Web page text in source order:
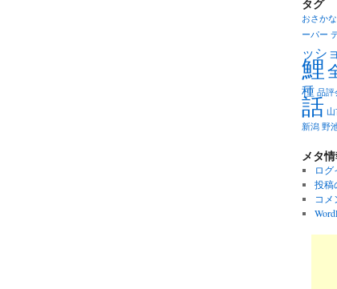
タグ
おさか
ーパー
ッシ
鯉
種 品評
話
新潟 野
メタ
ログ
投稿
コメ